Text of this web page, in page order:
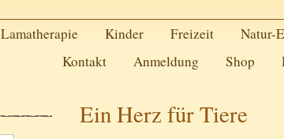
Lamatherapie Kinder Freizeit Natur-
Kontakt
Anmeldung Shop
Ein Herz für Tiere